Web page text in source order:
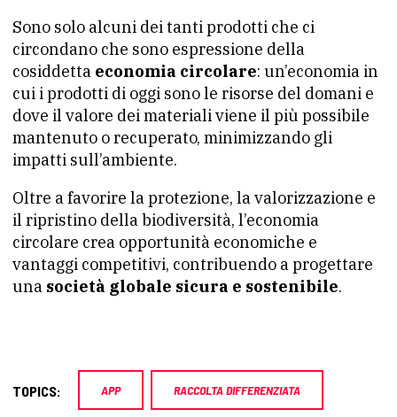
Sono solo alcuni dei tanti prodotti che ci
circondano che sono espressione della
cosiddetta economia circolare: un’economia in
cui i prodotti di oggi sono le risorse del domani e
dove il valore dei materiali viene il più possibile
mantenuto o recuperato, minimizzando gli
impatti sull’ambiente.
Oltre a favorire la protezione, la valorizzazione e
il ripristino della biodiversità, l’economia
circolare crea opportunità economiche e
vantaggi competitivi, contribuendo a progettare
una società globale sicura e sostenibile.
TOPICS: APP RACCOLTA DIFFERENZIATA